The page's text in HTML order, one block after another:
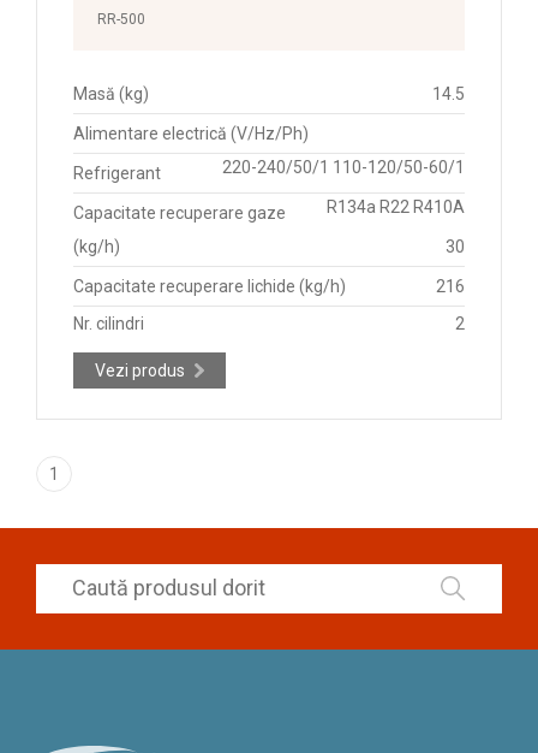
RR-500
Masă (kg) 14.5
Alimentare electrică (V/Hz/Ph)
220-240/50/1 110-120/50-60/1
Refrigerant
R134a R22 R410A
Capacitate recuperare gaze
(kg/h)
30
Capacitate recuperare lichide (kg/h)
216
Nr. cilindri
2
Vezi produs
1